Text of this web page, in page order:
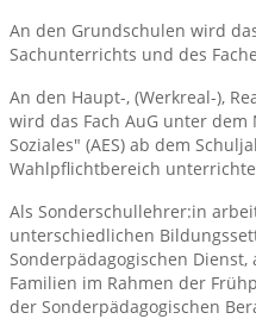
An den Grundschulen wird
Sachunterrichts und des
An den Haupt-, (Werkreal-),
wird das Fach AuG unter
Soziales" (AES) ab dem
Wahlpflichtbereich
Als Sonderschullehrer:in
unterschiedlichen
Sonderpädagogischen
Familien im Rahmen der
der Sonderpädagogischen